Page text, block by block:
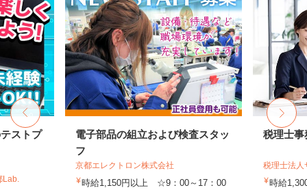
ストプ
電子部品の組立および検査スタッ
フ
京都エレクトロン株式会社
時給1,150円以上 ☆9：00～17：00
税理士事
税理士法人
時給